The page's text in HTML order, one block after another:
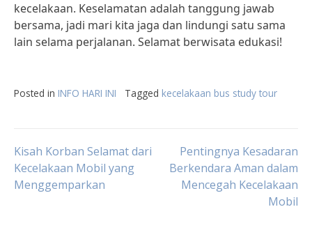
kecelakaan. Keselamatan adalah tanggung jawab
bersama, jadi mari kita jaga dan lindungi satu sama
lain selama perjalanan. Selamat berwisata edukasi!
Posted in INFO HARI INI Tagged kecelakaan bus study tour
Post
navigation
Kisah Korban Selamat dari
Kecelakaan Mobil yang
Menggemparkan
Pentingnya Kesadaran
Berkendara Aman dalam
Mencegah Kecelakaan
Mobil